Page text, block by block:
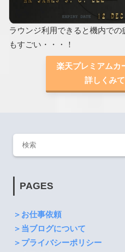
ラウンジ利用できると機内で
もすごい・・・！
楽天プレミアムカ
詳しくみ
PAGES
＞お仕事依頼
＞当ブログについて
＞プライバシーポリシー